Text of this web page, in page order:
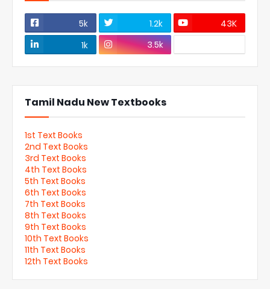
5k 1.2k
43K
1k
3.5k
Tamil Nadu New Textbooks
1st Text Books
2nd Text Books
3rd Text Books
4th Text Books
5th Text Books
6th Text Books
7th Text Books
8th Text Books
9th Text Books
10th Text Books
11th Text Books
12th Text Books